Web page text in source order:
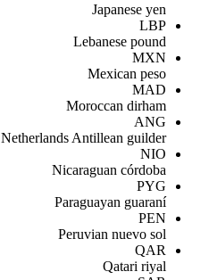
Japanese yen
LBP
Lebanese pound
MXN
Mexican peso
MAD
Moroccan dirham
ANG
Netherlands Antillean guilder
NIO
Nicaraguan córdoba
PYG
Paraguayan guaraní
PEN
Peruvian nuevo sol
QAR
Qatari riyal